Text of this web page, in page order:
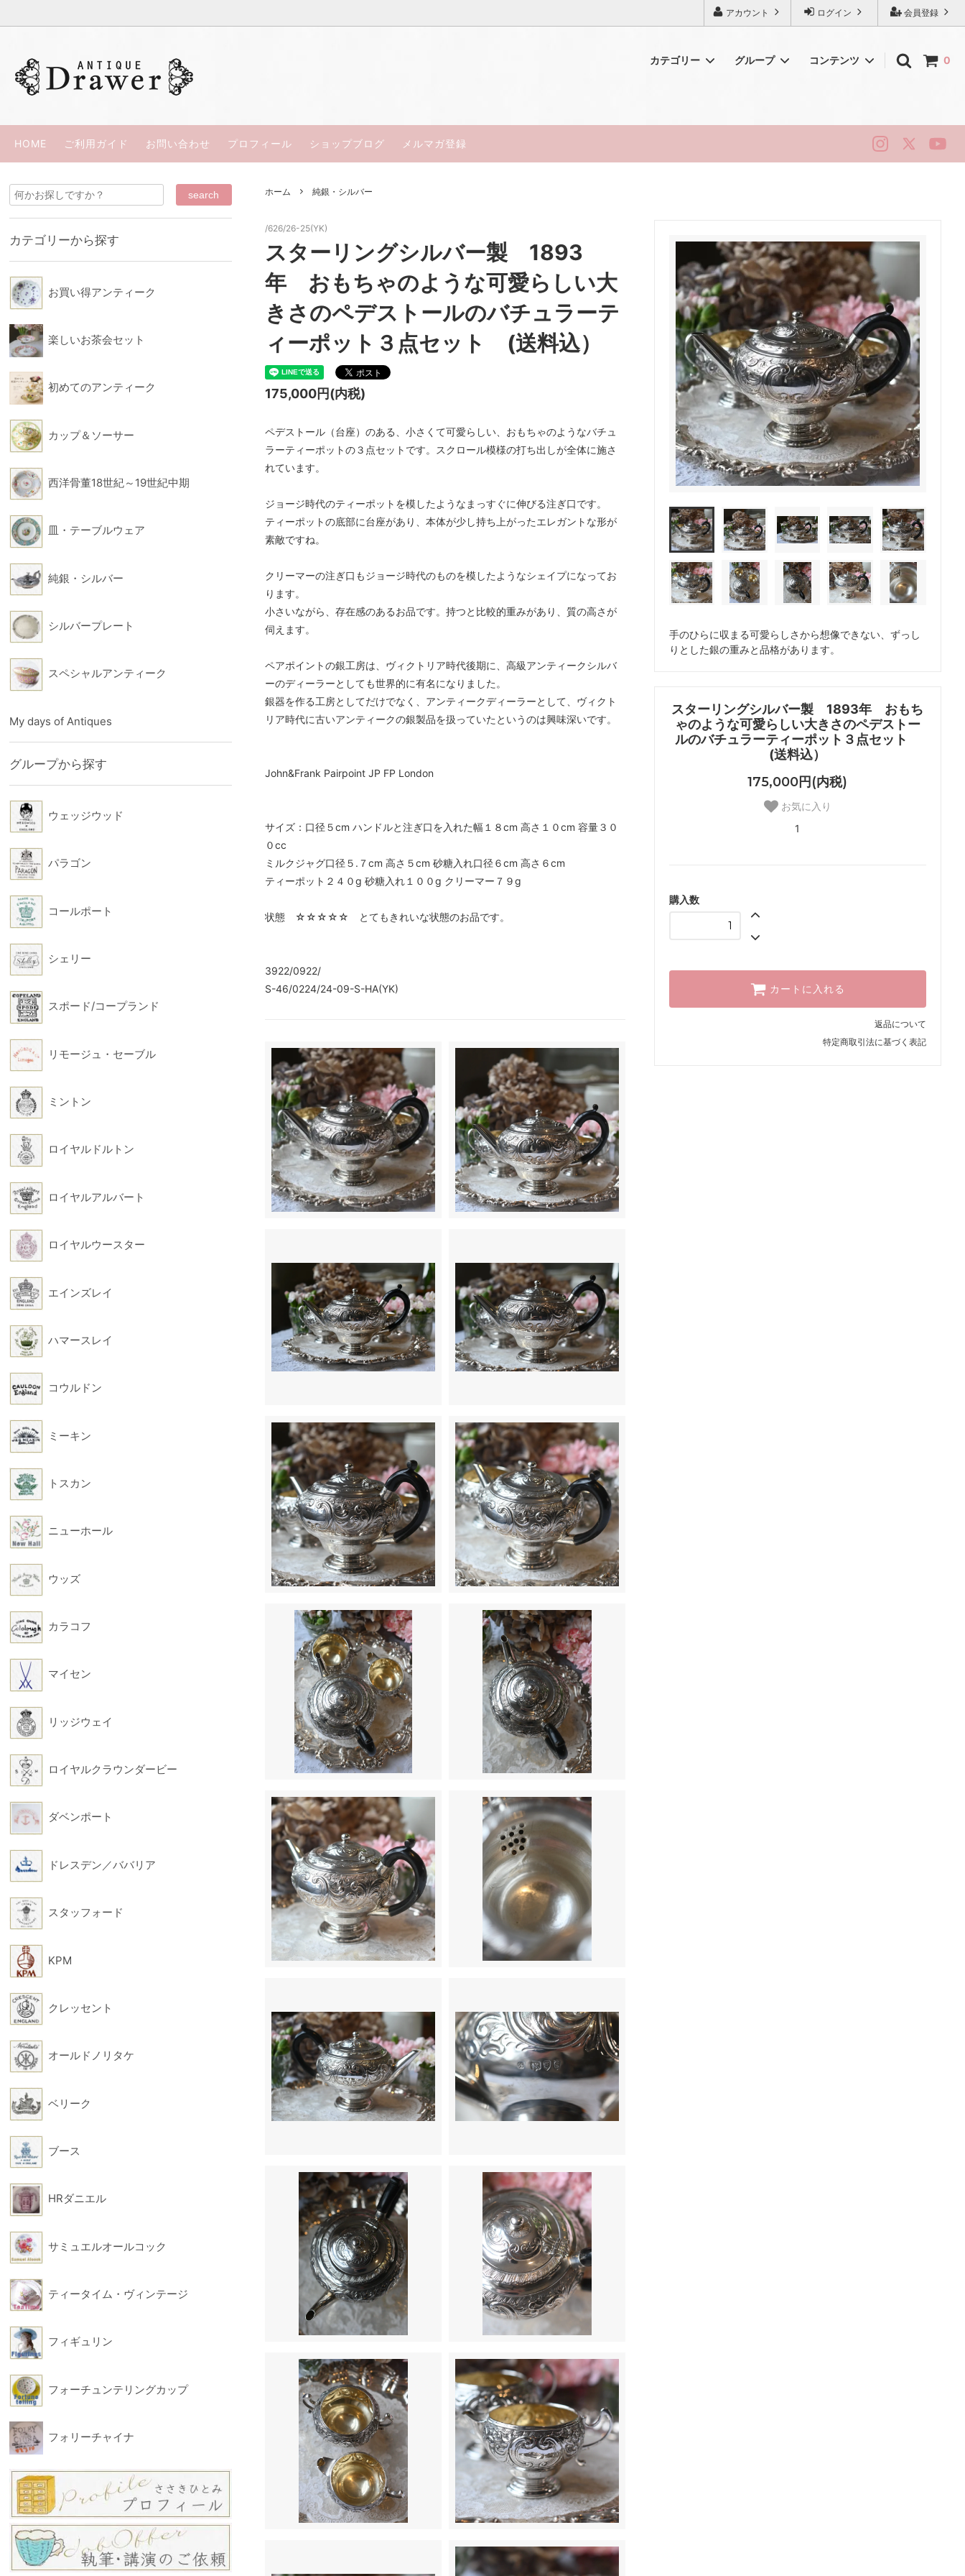
会員登録
ログイン
アカウント
0
カテゴリー
カップ＆ソーサー 西洋骨董18世紀～19世紀中期
グループ
スポード/コープランド リモージュ・セーブル
コウルドン ミーキン
カラコフ
ダベンポート ドレスデン／ババリア スタッフォード
KPM クレッセント オールドノリタケ ベリーク
HRダニエル サミュエルオールコック ティータイム・ヴィンテージ
フィギュリン フォーチュンテリングカップ フォリーチャイナ
コンテンツ
HOME ご利用ガイド お問い合わせ プロフィール ショップブログ メルマガ登録
ホーム 純銀・シルバー
手のひらに収まる可愛らしさから想像できない、ずっし
りとした銀の重みと品格があります。
スターリングシルバー製 1893年 おもち
ゃのような可愛らしい大きさのペデストー
ルのバチュラーティーポット３点セット
(送料込）
175,000円(内税)
お気に入り
1
購入数
カートに入れる
返品について
特定商取引法に基づく表記
/626/26-25(YK)
スターリングシルバー製 1893
年 おもちゃのような可愛らしい大
きさのペデストールのバチュラーテ
ィーポット３点セット (送料込）
175,000円(内税)
ペデストール（台座）のある、小さくて可愛らしい、おもちゃのようなバチュ
ラーティーポットの３点セットです。スクロール模様の打ち出しが全体に施さ
れています。
ジョージ時代のティーポットを模したようなまっすぐに伸びる注ぎ口です。
ティーポットの底部に台座があり、本体が少し持ち上がったエレガントな形が
素敵ですね。
クリーマーの注ぎ口もジョージ時代のものを模したようなシェイプになってお
ります。
小さいながら、存在感のあるお品です。持つと比較的重みがあり、質の高さが
伺えます。
ペアポイントの銀工房は、ヴィクトリア時代後期に、高級アンティークシルバ
ーのディーラーとしても世界的に有名になりました。
銀器を作る工房としてだけでなく、アンティークディーラーとして、ヴィクト
リア時代に古いアンティークの銀製品を扱っていたというのは興味深いです。
John&Frank Pairpoint JP FP London
サイズ：口径５cm ハンドルと注ぎ口を入れた幅１８cm 高さ１０cm 容量３０
０cc
ミルクジャグ口径５.７cm 高さ５cm 砂糖入れ口径６cm 高さ６cm
ティーポット２４０g 砂糖入れ１００g クリーマー７９g
状態 ☆☆☆☆☆ とてもきれいな状態のお品です。
3922/0922/
S-46/0224/24-09-S-HA(YK)
カテゴリーから探す
お買い得アンティーク
楽しいお茶会セット
初めてのアンティーク
カップ＆ソーサー
西洋骨董18世紀～19世紀中期
皿・テーブルウェア
純銀・シルバー
シルバープレート
スペシャルアンティーク
My days of Antiques
グループから探す
ウェッジウッド
パラゴン
コールポート
シェリー
スポード/コープランド
リモージュ・セーブル
ミントン
ロイヤルドルトン
ロイヤルアルバート
ロイヤルウースター
エインズレイ
ハマースレイ
コウルドン
ミーキン
トスカン
ニューホール
ウッズ
カラコフ
マイセン
リッジウェイ
ロイヤルクラウンダービー
ダベンポート
ドレスデン／ババリア
スタッフォード
KPM
クレッセント
オールドノリタケ
ベリーク
ブース
HRダニエル
サミュエルオールコック
ティータイム・ヴィンテージ
フィギュリン
フォーチュンテリングカップ
フォリーチャイナ